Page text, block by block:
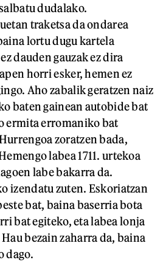
dudalako.
traketsa da ondarea
lortu dugu kartela
dauden gauzak ez dira
horri esker, hemen ez
Aho zabalik geratzen naiz
baten gainean autobide bat
ermita erromaniko bat
zoratzen bada,
labea 1711. urtekoa
labe bakarra da.
izendatu zuten. Eskoriatzan
bat, baina baserria bota
bat egiteko, eta labea lonja
bezain zaharra da, baina
dago.